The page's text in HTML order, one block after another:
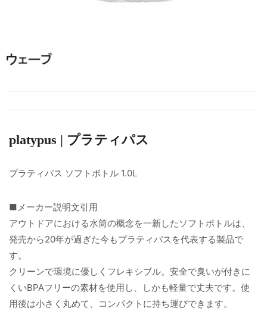
platypus | プラティパス
プラティパス ソフトボトル 1.0L
■メーカー説明文引用
アウトドアにおける水筒の概念を一新したソフトボトルは、
発売から20年が過ぎた今もプラティパスを代表する製品で
す。
クリーンで環境に優しくフレキシブル。安全で臭いが付きに
くいBPAフリーの素材を使用し、しかも軽量で丈夫です。使
用後は小さく丸めて、コンパクトに持ち運びできます。